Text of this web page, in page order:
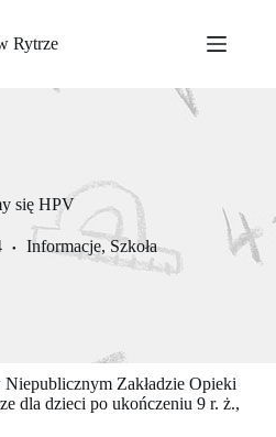
Rytrze
się HPV
Informacje,Szkoła
Zakładzie Opieki
dla dzieci po ukończeniu 9 r. ż.,